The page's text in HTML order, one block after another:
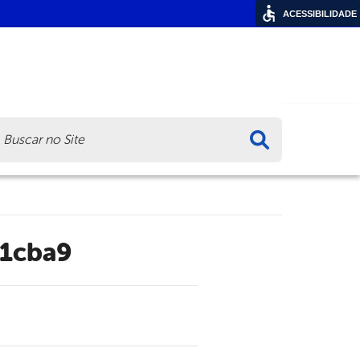
ACESSIBILIDADE